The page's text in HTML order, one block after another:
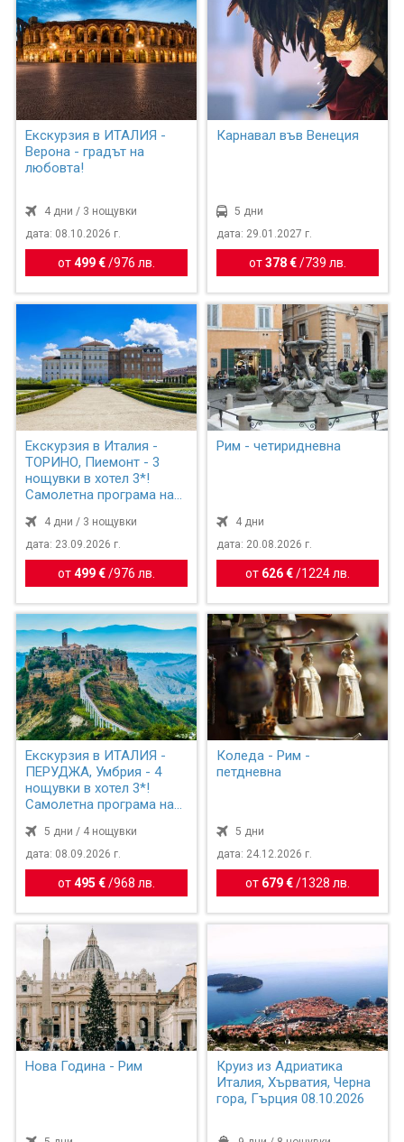
Екскурзия в ИТАЛИЯ -
Верона - градът на
любовта!
4 дни / 3 нощувки
дата: 08.10.2026 г.
от499 € /976 лв.
Карнавал във Венеция
5 дни
дата: 29.01.2027 г.
от378 €/ 739 лв.
Екскурзия в Италия -
ТОРИНО, Пиемонт - 3
нощувки в хотел 3*!
Самолетна програма на
4 дни / 3 нощувки
дата: 23.09.2026 г.
от499 € /976 лв.
Рим - четиридневна
4 дни
дата: 20.08.2026 г.
от 626 €/ 1224 лв.
Екскурзия в ИТАЛИЯ -
ПЕРУДЖА, Умбрия - 4
нощувки в хотел 3*!
Самолетна програма на
5 дни / 4 нощувки
дата: 08.09.2026 г.
от495 € /968 лв.
Коледа - Рим -
петдневна
5 дни
дата: 24.12.2026 г.
от 679 €/ 1328 лв.
Нова Година - Рим
Круиз из Адриатика
Италия, Хърватия, Черна
гора, Гърция 08.10.2026